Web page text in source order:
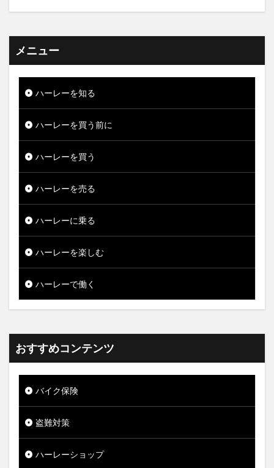
メニュー
ハーレーを知る
ハーレーを買う前に
ハーレーを買う
ハーレーを売る
ハーレーに乗る
ハーレーを楽しむ
ハーレーで働く
おすすめコンテンツ
バイク保険
盗難対策
ハーレーショップ